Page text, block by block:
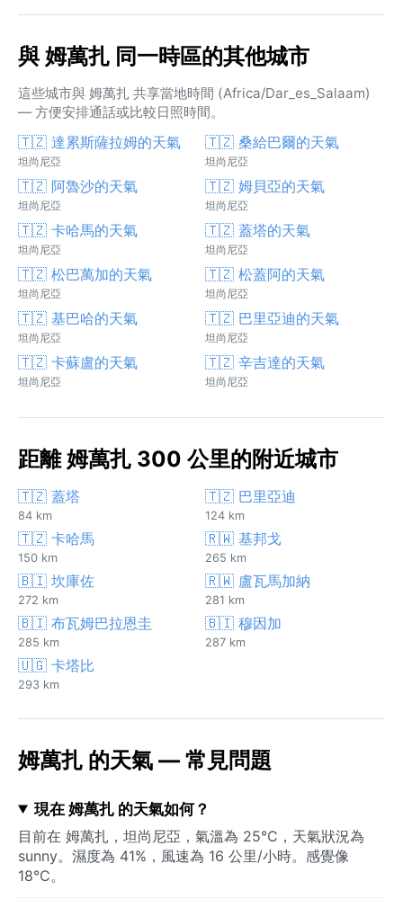
與 姆萬扎 同一時區的其他城市
這些城市與 姆萬扎 共享當地時間 (Africa/Dar_es_Salaam)
— 方便安排通話或比較日照時間。
🇹🇿 達累斯薩拉姆的天氣
坦尚尼亞
🇹🇿 桑給巴爾的天氣
坦尚尼亞
🇹🇿 阿魯沙的天氣
坦尚尼亞
🇹🇿 姆貝亞的天氣
坦尚尼亞
🇹🇿 卡哈馬的天氣
坦尚尼亞
🇹🇿 蓋塔的天氣
坦尚尼亞
🇹🇿 松巴萬加的天氣
坦尚尼亞
🇹🇿 松蓋阿的天氣
坦尚尼亞
🇹🇿 基巴哈的天氣
坦尚尼亞
🇹🇿 巴里亞迪的天氣
坦尚尼亞
🇹🇿 卡蘇盧的天氣
坦尚尼亞
🇹🇿 辛吉達的天氣
坦尚尼亞
距離 姆萬扎 300 公里的附近城市
🇹🇿 蓋塔
84 km
🇹🇿 巴里亞迪
124 km
🇹🇿 卡哈馬
150 km
🇷🇼 基邦戈
265 km
🇧🇮 坎庫佐
272 km
🇷🇼 盧瓦馬加納
281 km
🇧🇮 布瓦姆巴拉恩圭
285 km
🇧🇮 穆因加
287 km
🇺🇬 卡塔比
293 km
姆萬扎 的天氣 — 常見問題
現在 姆萬扎 的天氣如何？
目前在 姆萬扎，坦尚尼亞，氣溫為 25°C，天氣狀況為
sunny。濕度為 41%，風速為 16 公里/小時。感覺像
18°C。